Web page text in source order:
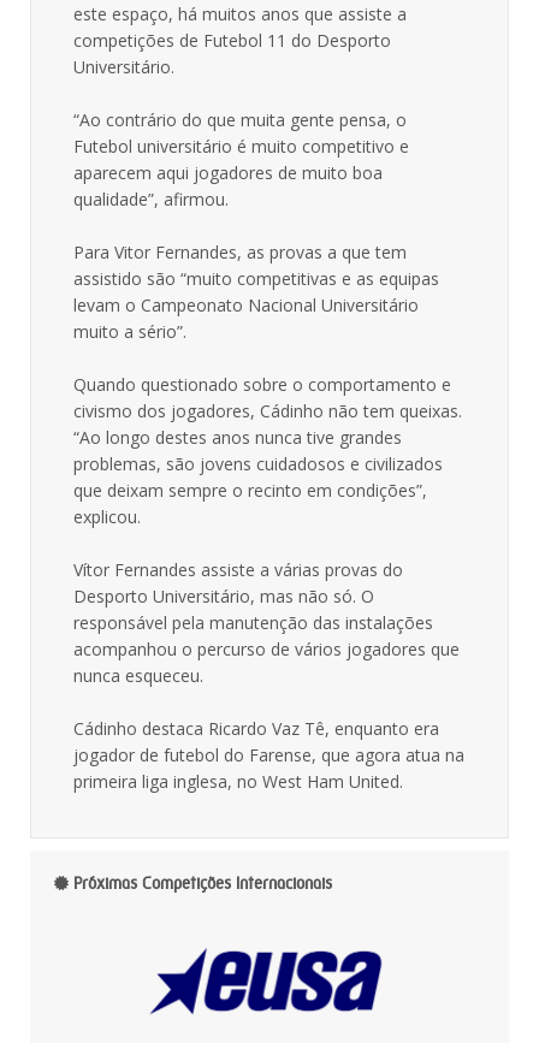
este espaço, há muitos anos que assiste a
competições de Futebol 11 do Desporto
Universitário.
“Ao contrário do que muita gente pensa, o
Futebol universitário é muito competitivo e
aparecem aqui jogadores de muito boa
qualidade”, afirmou.
Para Vitor Fernandes, as provas a que tem
assistido são “muito competitivas e as equipas
levam o Campeonato Nacional Universitário
muito a sério”.
Quando questionado sobre o comportamento e
civismo dos jogadores, Cádinho não tem queixas.
“Ao longo destes anos nunca tive grandes
problemas, são jovens cuidadosos e civilizados
que deixam sempre o recinto em condições”,
explicou.
Vítor Fernandes assiste a várias provas do
Desporto Universitário, mas não só. O
responsável pela manutenção das instalações
acompanhou o percurso de vários jogadores que
nunca esqueceu.
Cádinho destaca Ricardo Vaz Tê, enquanto era
jogador de futebol do Farense, que agora atua na
primeira liga inglesa, no West Ham United.
Próximas Competições Internacionais